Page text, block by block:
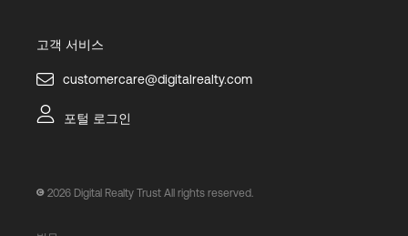
고객 서비스
customercare@digitalrealty.com
포털 로그인
2026 Digital Realty Trust All rights reserved.